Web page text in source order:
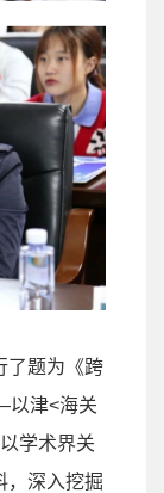
了题为《跨
以津<海关
学术界关
，深入挖掘